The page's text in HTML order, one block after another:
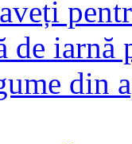
de
din